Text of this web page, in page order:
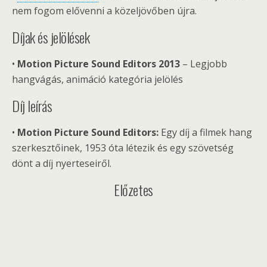
nem fogom elővenni a közeljövőben újra.
Díjak és jelölések
• Motion Picture Sound Editors 2013 – Legjobb
hangvágás, animáció kategória jelölés
Díj leírás
• Motion Picture Sound Editors: Egy díj a filmek hang
szerkesztőinek, 1953 óta létezik és egy szövetség
dönt a díj nyerteseiről.
Előzetes